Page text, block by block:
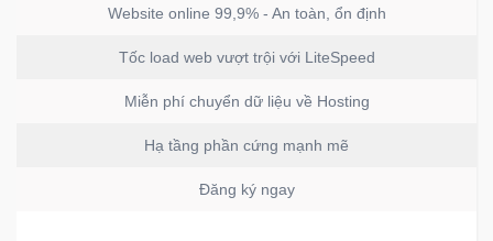
Website online 99,9% - An toàn, ổn định
Tốc load web vượt trội với LiteSpeed
Miễn phí chuyển dữ liệu về Hosting
Hạ tầng phần cứng mạnh mẽ
Đăng ký ngay